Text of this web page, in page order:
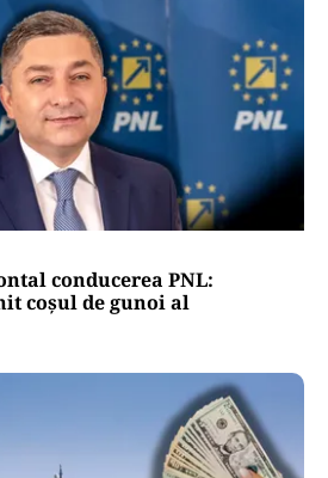
conducerea PNL:
coșul de gunoi al